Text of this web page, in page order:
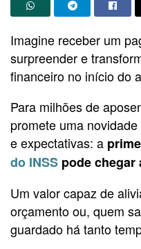
Imagine receber um
surpreender e
financeiro no início do
Para milhões de
promete uma
e expectativas: a
do INSS pode chegar
Um valor capaz de
orçamento ou, quem
guardado há tanto